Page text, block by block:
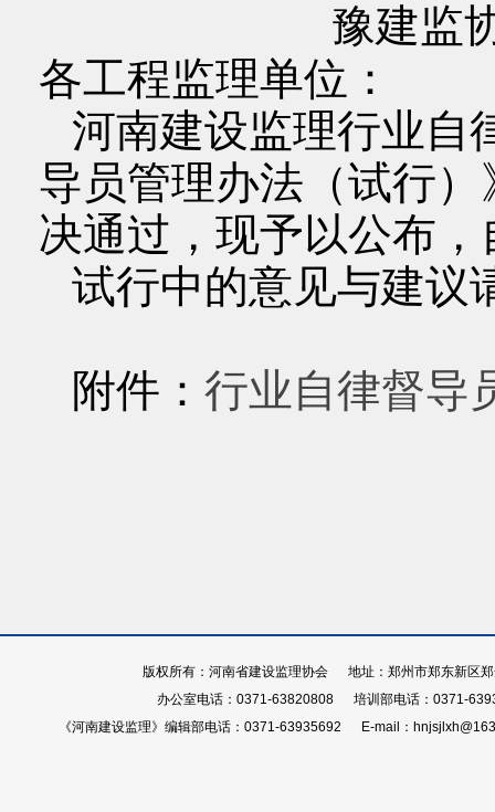
豫建监
各工程监理单位：
河南建设监理行业自
导员管理办法（试行
决通过，现予以公布
试行中的意见与建议
附件： 行业自律督导
版权所有：河南省建设监理协会 地址：郑州市郑东新区
办公室电话：0371-63820808 培训部电话：0371-
《河南建设监理》编辑部电话：0371-63935692 E-mail：